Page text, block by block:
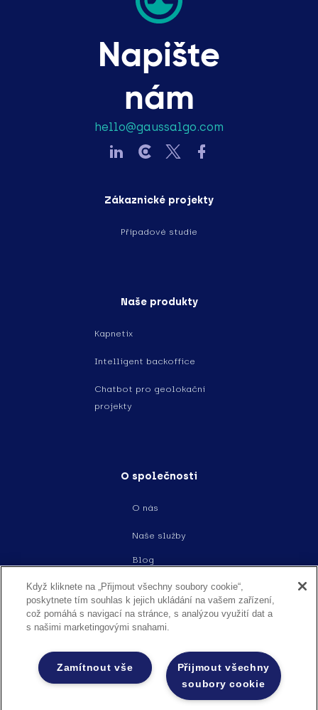
Napište
nám
hello@gaussalgo.com
Zákaznické projekty
Případové studie
Naše produkty
Kapnetix
Intelligent backoffice
Chatbot pro geolokační
projekty
O společnosti
O nás
Naše služby
Blog
Události
Kariera
Legal
Když kliknete na „Přijmout všechny soubory cookie“,
poskytnete tím souhlas k jejich ukládání na vašem zařízení,
což pomáhá s navigací na stránce, s analýzou využití dat a
s našimi marketingovými snahami.
Přijmout všechny
soubory cookie
Zamítnout vše